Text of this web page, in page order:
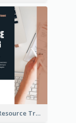
Human Resource Training Manual